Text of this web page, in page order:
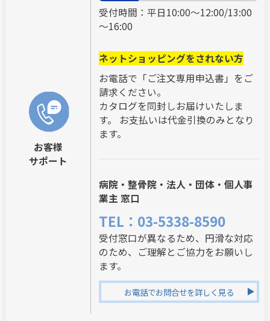
お客様
サポート
受付時間：平日10:00～12:00/13:00
～16:00
ネットショッピングをされない方
お電話で「ご注文専用申込書」をご
請求ください。
カタログを同封しお届けいたしま
す。 お支払いは代金引換のみとなり
ます。
病院・整骨院・法人・団体・個人事
業主 窓口
TEL：03-5338-8590
受付窓口が異なるため、円滑な対応
のため、ご理解とご協力をお願いし
ます。
お電話でお問合せを詳しく見る